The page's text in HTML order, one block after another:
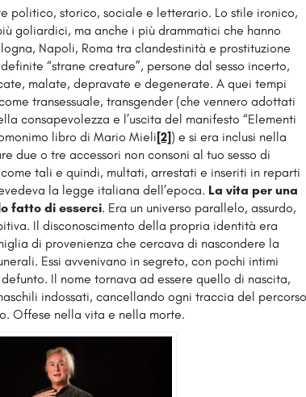
politico, storico, sociale e letterario. Lo stile ironico,
goliardici, ma anche i più drammatici che hanno
Napoli, Roma tra clandestinità e prostituzione
“strane creature”, persone dal sesso incerto,
malate, depravate e degenerate. A quei tempi
transessuale, transgender (che vennero adottati
consapevolezza e l’uscita del manifesto “Elementi
libro di Mario Mieli [2] ) e si era inclusi nella
due o tre accessori non consoni al tuo sesso di
tali e quindi, multati, arrestati e inseriti in reparti
la legge italiana dell’epoca. La vita per una
fatto di esserci. Era un universo parallelo, assurdo,
Il disconoscimento della propria identità era
di provenienza che cercava di nascondere la
Essi avvenivano in segreto, con pochi intimi
Il nome tornava ad essere quello di nascita,
indossati, cancellando ogni traccia del percorso
Offese nella vita e nella morte.